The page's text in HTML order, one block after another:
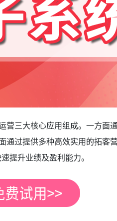
营三大核心应用组成。一方面
过提供多种高效实用的拓客
提升业绩及盈利能力。